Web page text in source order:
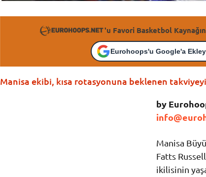
'u Favori Basketbol
Eurohoops'u Google'a
Manisa ekibi, kısa rotasyonuna beklenen
by
Manisa
Fatts
ikilisinin